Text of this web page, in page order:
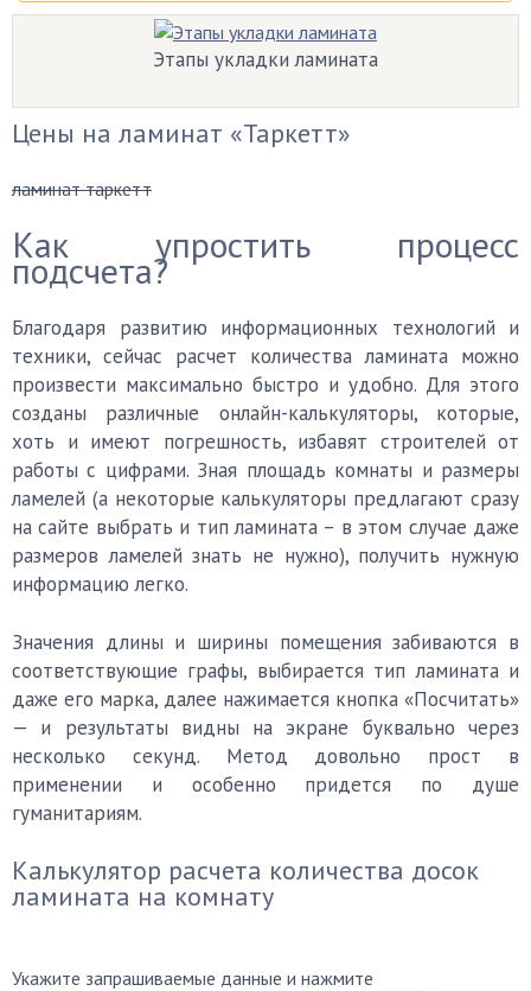
Этапы укладки ламината
Цены на ламинат «Таркетт»
ламинат таркетт
Как упростить процесс
подсчета?
Благодаря развитию информационных технологий и
техники, сейчас расчет количества ламината можно
произвести максимально быстро и удобно. Для этого
созданы различные онлайн-калькуляторы, которые,
хоть и имеют погрешность, избавят строителей от
работы с цифрами. Зная площадь комнаты и размеры
ламелей (а некоторые калькуляторы предлагают сразу
на сайте выбрать и тип ламината – в этом случае даже
размеров ламелей знать не нужно), получить нужную
информацию легко.
Значения длины и ширины помещения забиваются в
соответствующие графы, выбирается тип ламината и
даже его марка, далее нажимается кнопка «Посчитать»
— и результаты видны на экране буквально через
несколько секунд. Метод довольно прост в
применении и особенно придется по душе
гуманитариям.
Калькулятор расчета количества досок
ламината на комнату
Укажите запрашиваемые данные и нажмите